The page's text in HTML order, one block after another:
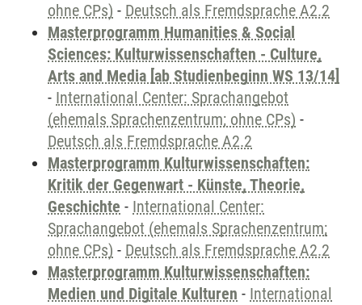
ohne CPs) - Deutsch als Fremdsprache A2.2
Masterprogramm Humanities & Social
Sciences: Kulturwissenschaften - Culture,
Arts and Media [ab Studienbeginn WS 13/14]
- International Center: Sprachangebot
(ehemals Sprachenzentrum; ohne CPs) -
Deutsch als Fremdsprache A2.2
Masterprogramm Kulturwissenschaften:
Kritik der Gegenwart - Künste, Theorie,
Geschichte - International Center:
Sprachangebot (ehemals Sprachenzentrum;
ohne CPs) - Deutsch als Fremdsprache A2.2
Masterprogramm Kulturwissenschaften:
Medien und Digitale Kulturen - International